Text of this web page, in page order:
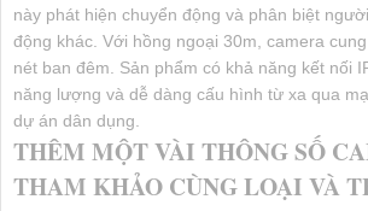
này phát hiện chuyển động và phân biệt
động khác. Với hồng ngoại 30m, camera
nét ban đêm. Sản phẩm có khả năng kết nối
năng lượng và dễ dàng cấu hình từ xa qua
dự án dân dụng.
THÊM MỘT VÀI THÔNG SỐ
THAM KHẢO CÙNG LOẠI VÀ